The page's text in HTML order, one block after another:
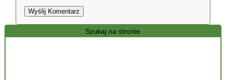
Szukaj na stronie
Wyślij Komentarz